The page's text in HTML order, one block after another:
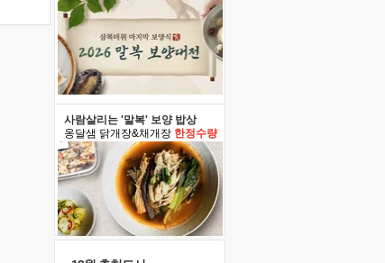
사람살리는 '말복' 보양 밥상
옹달샘 닭개장&채개장 한정수량